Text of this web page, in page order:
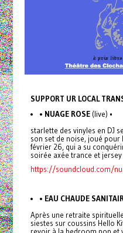
SUPPORT UR LOCAL
• NUAGE ROSE(live) •
starlette des vinyles en DJ
son set de noise, joué pour
février 26, qui a su
soirée axée trance et jersey
https://soundcloud.com/
• EAU CHAUDE
Après une retraite
siestes sur coussins Hello
revoir à la bedroom pop et